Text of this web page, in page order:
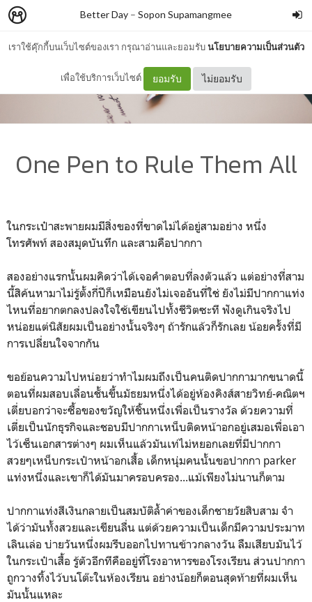
เราใช้คุ๊กกี้บนเว็บไซต์ของเรา กรุณาอ่านและยอมรับนโยบายความเป็นส่วนตัว
เพื่อใช้บริการเว็บไซต์ ยอมรับ ไม่ยอมรับ
Better Day – Sopon Supamangmee
One Pen to Rule Them All
ในกระเป๋าสะพายผมมีสิ่งของที่ขาดไม่ได้อยู่สามอย่าง หนึ่ง
โทรศัพท์ สองสมุดบันทึก และสามคือปากกา
สองอย่างแรกนั้นผมคิดว่าได้เจอคำตอบที่ลงตัวแล้ว แต่อย่างที่สาม
นี้สิค้นหามาไม่รู้ตั้งกี่ปีก็เหมือนยังไม่เจออันที่ใช่ ยังไม่มีปากกาแท่ง
ไหนที่อยากตกลงปลงใจใช้เขียนไปทั้งชีวิตซะที ฟังดูเกินจริงไป
หน่อยแต่นิสัยผมเป็นอย่างนั้นจริงๆ ถ้ารักแล้วก็รักเลย น้อยครั้งที่มี
การเปลี่ยนใจจากกัน
ขอย้อนความไปหน่อยว่าทำไมผมถึงเป็นคนติดปากกามากขนาดนี้
ตอนที่ผมสอบเลื่อนชั้นขึ้นมัธยมหนึ่งได้อยู่ห้องคิงส์สายวิทย์-คณิตฯ
เตี่ยบอกว่าจะซื้อของขวัญให้ชิ้นหนึ่งเพื่อเป็นรางวัล ด้วยความที่
เตี่ยเป็นนักธุรกิจและชอบมีปากกาเหน็บติดหน้าอกอยู่เสมอเพื่อเอา
ไว้เซ็นเอกสารต่างๆ ผมเห็นแล้วมันเท่ไม่หยอกเลยที่มีปากกา
สวยๆเหน็บกระเป๋าหน้าอกเสื้อ เด็กหนุ่มคนนั้นขอปากกา parker
แท่งหนึ่งและเขาก็ได้มันมาครอบครอง...แม้เพียงไม่นานก็ตาม
ปากกาแท่งสีเงินกลายเป็นสมบัติล้ำค่าของเด็กชายวัยสิบสาม จำ
ได้ว่ามันทั้งสวยและเขียนลื่น แต่ด้วยความเป็นเด็กมีความประมาท
เลินเล่อ บ่ายวันหนึ่งผมรีบออกไปทานข้าวกลางวัน ลืมเสียบมันไว้
ในกระเป๋าเสื้อ รู้ตัวอีกทีคืออยู่ที่โรงอาหารของโรงเรียน ส่วนปากกา
ถูกวางทิ้งไว้บนโต๊ะในห้องเรียน อย่างน้อยก็ตอนสุดท้ายที่ผมเห็น
มันนั้นแหละ